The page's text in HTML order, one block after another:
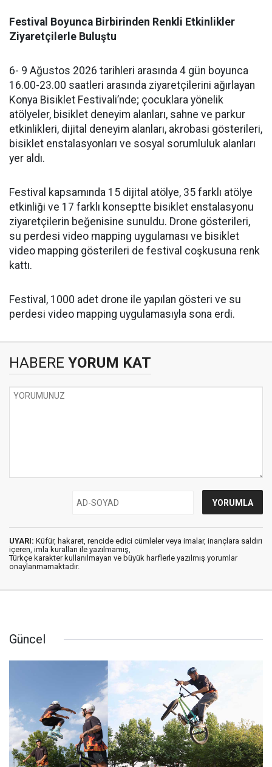
Festival Boyunca Birbirinden Renkli Etkinlikler
Ziyaretçilerle Buluştu
6- 9 Ağustos 2026 tarihleri arasında 4 gün boyunca
16.00-23.00 saatleri arasında ziyaretçilerini ağırlayan
Konya Bisiklet Festivali’nde; çocuklara yönelik
atölyeler, bisiklet deneyim alanları, sahne ve parkur
etkinlikleri, dijital deneyim alanları, akrobasi gösterileri,
bisiklet enstalasyonları ve sosyal sorumluluk alanları
yer aldı.
Festival kapsamında 15 dijital atölye, 35 farklı atölye
etkinliği ve 17 farklı konseptte bisiklet enstalasyonu
ziyaretçilerin beğenisine sunuldu. Drone gösterileri,
su perdesi video mapping uygulaması ve bisiklet
video mapping gösterileri de festival coşkusuna renk
kattı.
Festival, 1000 adet drone ile yapılan gösteri ve su
perdesi video mapping uygulamasıyla sona erdi.
HABERE YORUM KAT
UYARI: Küfür, hakaret, rencide edici cümleler veya imalar, inançlara saldırı
içeren, imla kuralları ile yazılmamış,
Türkçe karakter kullanılmayan ve büyük harflerle yazılmış yorumlar
onaylanmamaktadır.
Güncel